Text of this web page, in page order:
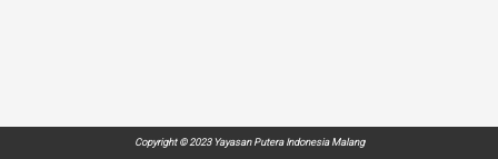
Copyright © 2023 Yayasan Putera Indonesia Malang